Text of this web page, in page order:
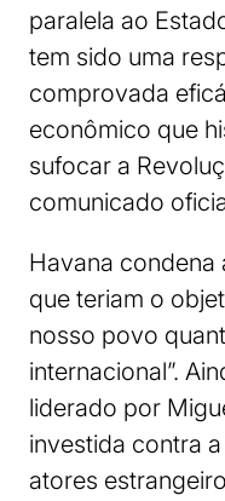
paralela ao
tem sido uma
comprovada
econômico que
sufocar a
comunicado
Havana condena
que teriam o
nosso povo
internacional”.
liderado por
investida contra
atores